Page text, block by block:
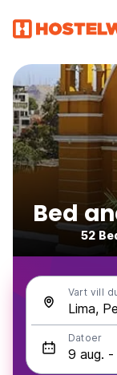
Bed
52
Vart vill
Datoer